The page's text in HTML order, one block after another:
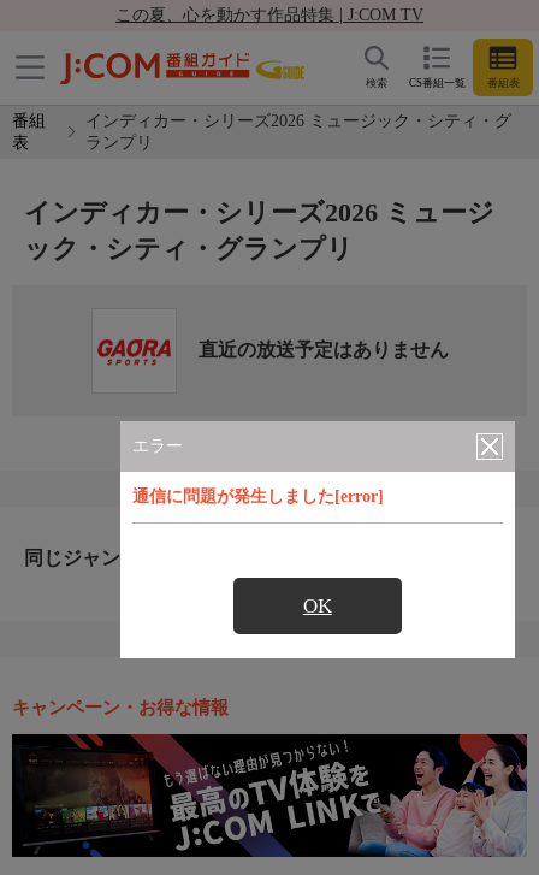
この夏、心を動かす作品特集 | J:COM TV
CS番組一覧 番組表
検索
番組
表
インディカー・シリーズ2026 ミュージック・シティ・グ
ランプリ
エラー
通信に問題が発生しました[error]
OK
インディカー・シリーズ2026 ミュージ
ック・シティ・グランプリ
直近の放送予定はありません
同じジャンルのおすすめ番組
キャンペーン・お得な情報